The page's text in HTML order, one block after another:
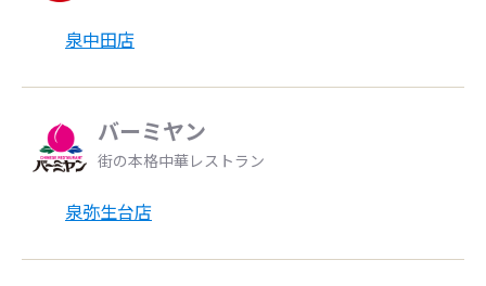
泉中田店
バーミヤン
街の本格中華レストラン
泉弥生台店